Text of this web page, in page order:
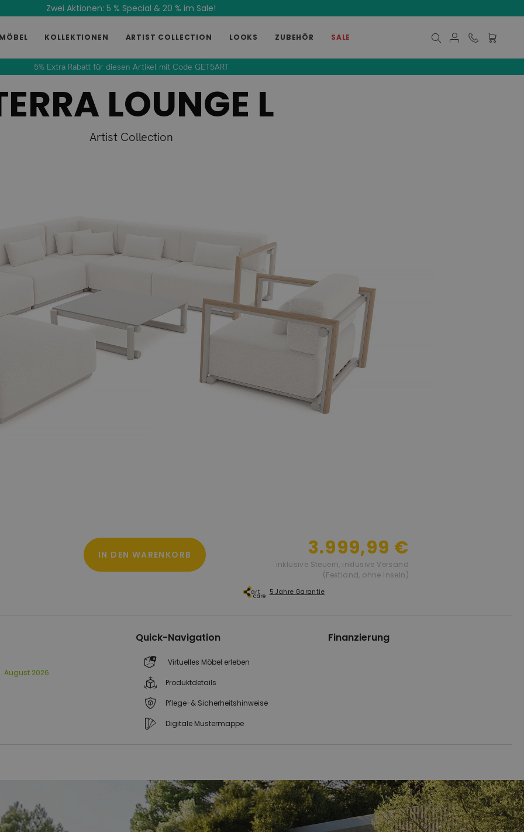
Zwei Aktionen: 5 % Special & 20 % im Sale!
KOLLEKTIONEN ARTIST COLLECTION LOOKS ZUBEHÖR SALE
5% Extra Rabatt für diesen Artikel mit Code GET5ART
LOUNGE L
Artist Collection
IN DEN WARENKORB 3.999,99 €
inklusive Steuern, inklusive Versand
(Festland, ohne Inseln)
5 Jahre Garantie
August 2026
Quick-Navigation
Virtuelles Möbel erleben
Produktdetails
Pflege-& Sicherheitshinweise
Digitale Mustermappe
Finanzierung